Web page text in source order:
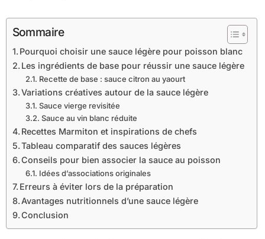
Sommaire
Pourquoi choisir une sauce légère pour poisson blanc
Les ingrédients de base pour réussir une sauce légère
Recette de base : sauce citron au yaourt
Variations créatives autour de la sauce légère
Sauce vierge revisitée
Sauce au vin blanc réduite
Recettes Marmiton et inspirations de chefs
Tableau comparatif des sauces légères
Conseils pour bien associer la sauce au poisson
Idées d’associations originales
Erreurs à éviter lors de la préparation
Avantages nutritionnels d’une sauce légère
Conclusion